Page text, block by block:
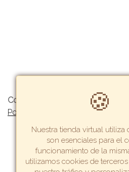
Copyright© 2022 Getway-
Política de garantía y devoluciones
🍪
Nuestra tienda virtual utiliza
son esenciales para el
funcionamiento de la
utilizamos cookies de